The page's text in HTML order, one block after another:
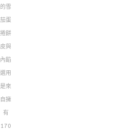
的雪
茄蛋
捲餅
皮與
內餡
選用
是來
自擁
有
170